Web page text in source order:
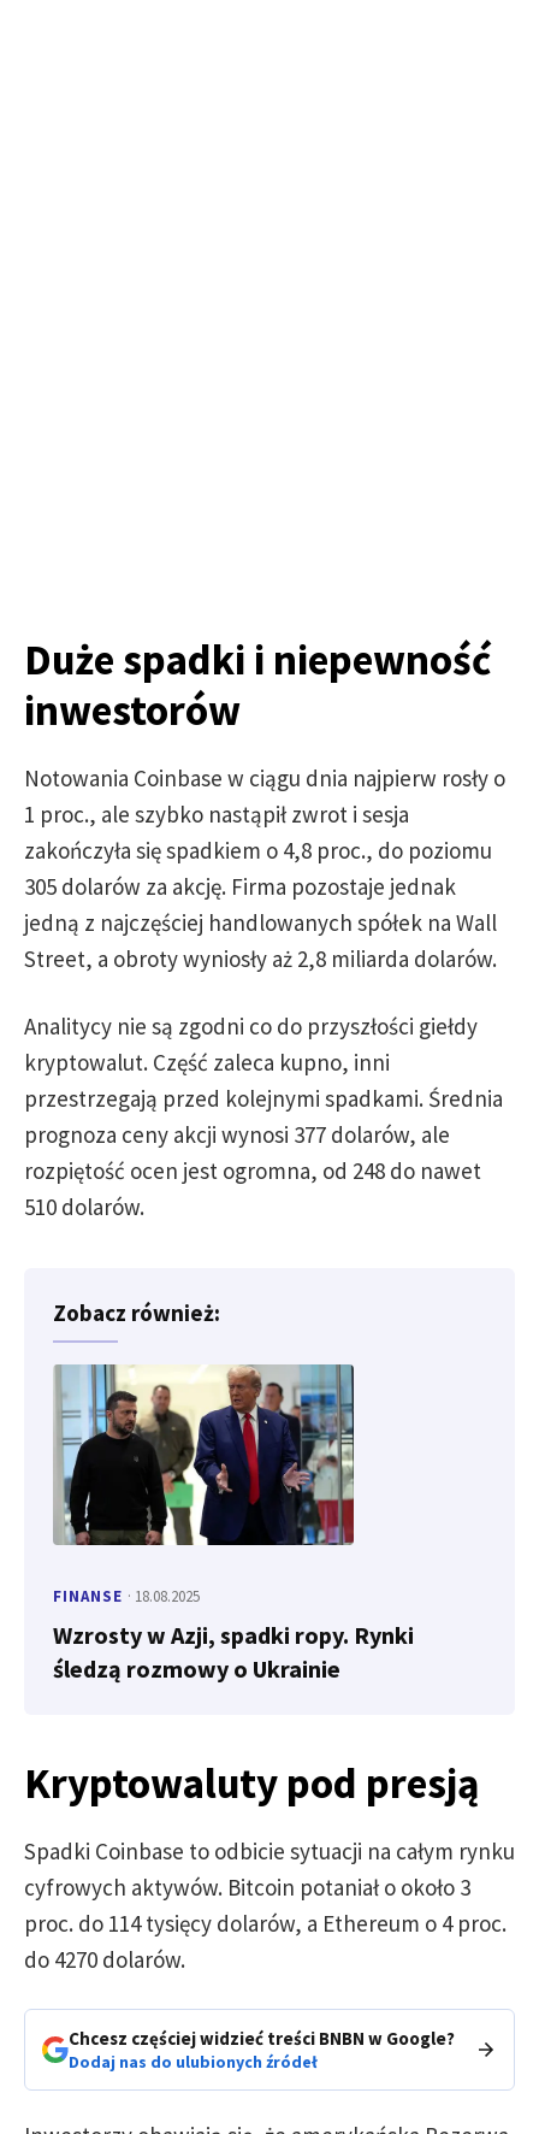
Duże spadki i niepewność
inwestorów
Notowania Coinbase w ciągu dnia najpierw rosły o
1 proc., ale szybko nastąpił zwrot i sesja
zakończyła się spadkiem o 4,8 proc., do poziomu
305 dolarów za akcję. Firma pozostaje jednak
jedną z najczęściej handlowanych spółek na Wall
Street, a obroty wyniosły aż 2,8 miliarda dolarów.
Analitycy nie są zgodni co do przyszłości giełdy
kryptowalut. Część zaleca kupno, inni
przestrzegają przed kolejnymi spadkami. Średnia
prognoza ceny akcji wynosi 377 dolarów, ale
rozpiętość ocen jest ogromna, od 248 do nawet
510 dolarów.
Zobacz również:
FINANSE · 18.08.2025
Wzrosty w Azji, spadki ropy. Rynki
śledzą rozmowy o Ukrainie
Kryptowaluty pod presją
Spadki Coinbase to odbicie sytuacji na całym rynku
cyfrowych aktywów. Bitcoin potaniał o około 3
proc. do 114 tysięcy dolarów, a Ethereum o 4 proc.
do 4270 dolarów.
Chcesz częściej widzieć treści BNBN w Google?
Dodaj nas do ulubionych źródeł